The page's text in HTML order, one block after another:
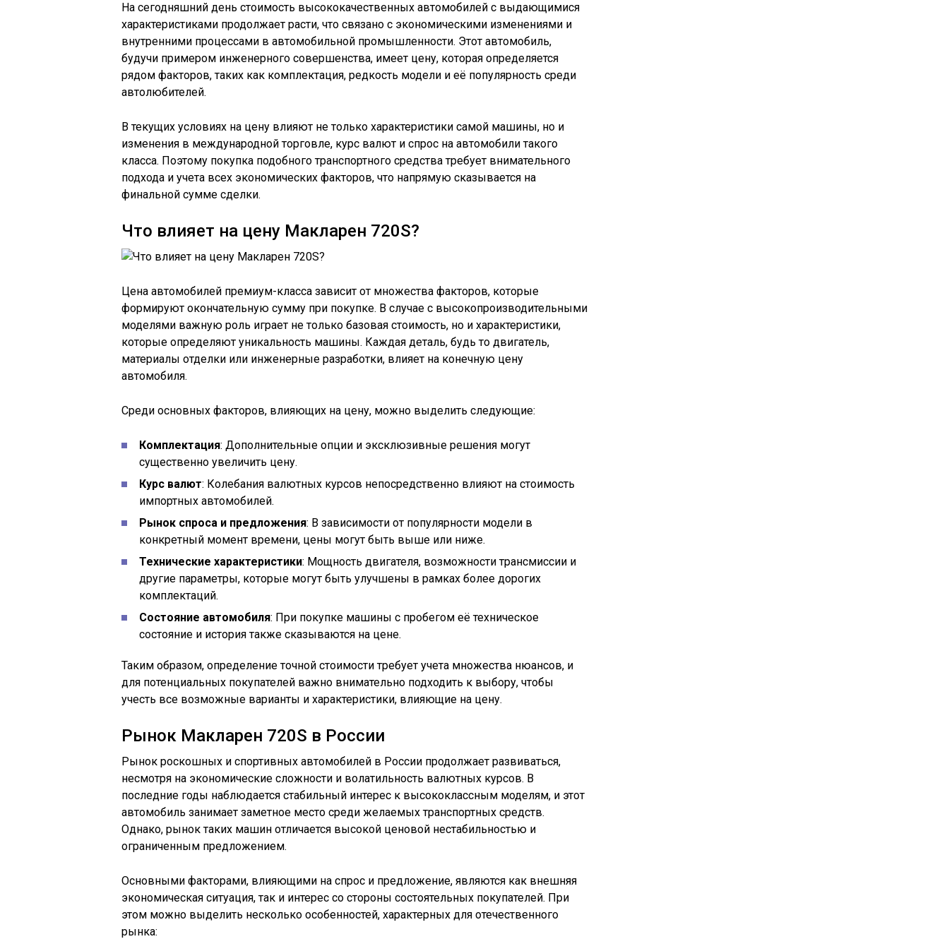
На сегодняшний день стоимость высококачественных автомобилей с выдающимися
характеристиками продолжает расти, что связано с экономическими изменениями и
внутренними процессами в автомобильной промышленности. Этот автомобиль,
будучи примером инженерного совершенства, имеет цену, которая определяется
рядом факторов, таких как комплектация, редкость модели и её популярность среди
автолюбителей.
В текущих условиях на цену влияют не только характеристики самой машины, но и
изменения в международной торговле, курс валют и спрос на автомобили такого
класса. Поэтому покупка подобного транспортного средства требует внимательного
подхода и учета всех экономических факторов, что напрямую сказывается на
финальной сумме сделки.
Что влияет на цену Макларен 720S?
Цена автомобилей премиум-класса зависит от множества факторов, которые
формируют окончательную сумму при покупке. В случае с высокопроизводительными
моделями важную роль играет не только базовая стоимость, но и характеристики,
которые определяют уникальность машины. Каждая деталь, будь то двигатель,
материалы отделки или инженерные разработки, влияет на конечную цену
автомобиля.
Среди основных факторов, влияющих на цену, можно выделить следующие:
Комплектация: Дополнительные опции и эксклюзивные решения могут
существенно увеличить цену.
Курс валют: Колебания валютных курсов непосредственно влияют на стоимость
импортных автомобилей.
Рынок спроса и предложения: В зависимости от популярности модели в
конкретный момент времени, цены могут быть выше или ниже.
Технические характеристики: Мощность двигателя, возможности трансмиссии и
другие параметры, которые могут быть улучшены в рамках более дорогих
комплектаций.
Состояние автомобиля: При покупке машины с пробегом её техническое
состояние и история также сказываются на цене.
Таким образом, определение точной стоимости требует учета множества нюансов, и
для потенциальных покупателей важно внимательно подходить к выбору, чтобы
учесть все возможные варианты и характеристики, влияющие на цену.
Рынок Макларен 720S в России
Рынок роскошных и спортивных автомобилей в России продолжает развиваться,
несмотря на экономические сложности и волатильность валютных курсов. В
последние годы наблюдается стабильный интерес к высококлассным моделям, и этот
автомобиль занимает заметное место среди желаемых транспортных средств.
Однако, рынок таких машин отличается высокой ценовой нестабильностью и
ограниченным предложением.
Основными факторами, влияющими на спрос и предложение, являются как внешняя
экономическая ситуация, так и интерес со стороны состоятельных покупателей. При
этом можно выделить несколько особенностей, характерных для отечественного
рынка: